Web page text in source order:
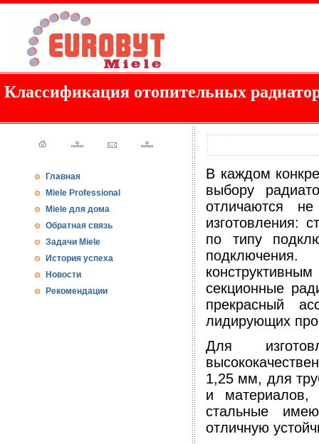
Классификация отопительных
Главная
Miele Professional
Miele для дома
Обратная связь
Задачи Miele
История успеха
Новости
Рекомендации
В каждом
выбору
отличаются
изготовления:
по типу
секционные
прекрасный
лидирующих
Для
1,25 мм, для
и материалов,
стальные
отличную